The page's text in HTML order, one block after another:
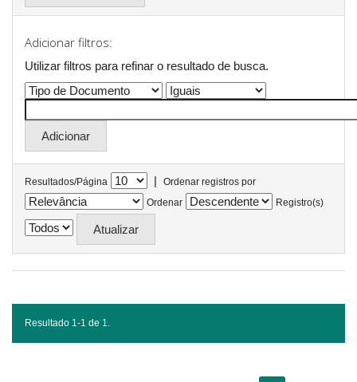
Adicionar filtros:
Utilizar filtros para refinar o resultado de busca.
Resultados/Página |
Ordenar registros por
Ordenar
Registro(s)
Resultado 1-1 de 1.